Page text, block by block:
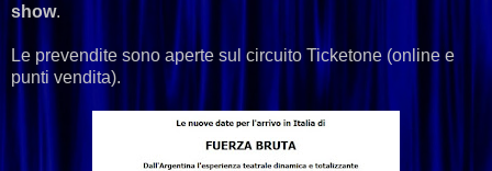
show.
Le prevendite sono aperte sul circuito Ticketone (online e
punti vendita).